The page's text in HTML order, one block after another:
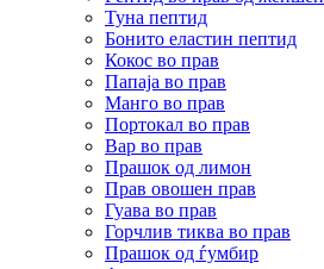
Туна пептид
Бонито еластин пептид
Кокос во прав
Папаја во прав
Манго во прав
Портокал во прав
Вар во прав
Прашок од лимон
Прав овошен прав
Гуава во прав
Горчлив тиква во прав
Прашок од ѓумбир